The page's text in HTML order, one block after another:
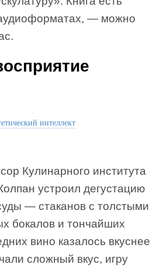
— можно
интеллект
Кулинарного института
устроил дегустацию
— стаканов с толстыми
бокалов и тончайших
вино казалось вкуснее
сложный вкус, игру